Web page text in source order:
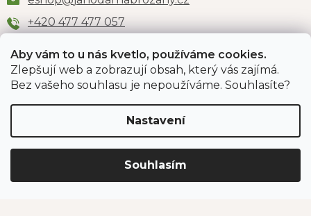
Aby vám to u nás kvetlo, používáme cookies.
Zlepšují web a zobrazují obsah, který vás zajímá.
Bez vašeho souhlasu je nepoužíváme. Souhlasíte?
Nastavení
Souhlasím
+420 477 477 057
Odběr newsletteru
PŘIHLÁSIT SE